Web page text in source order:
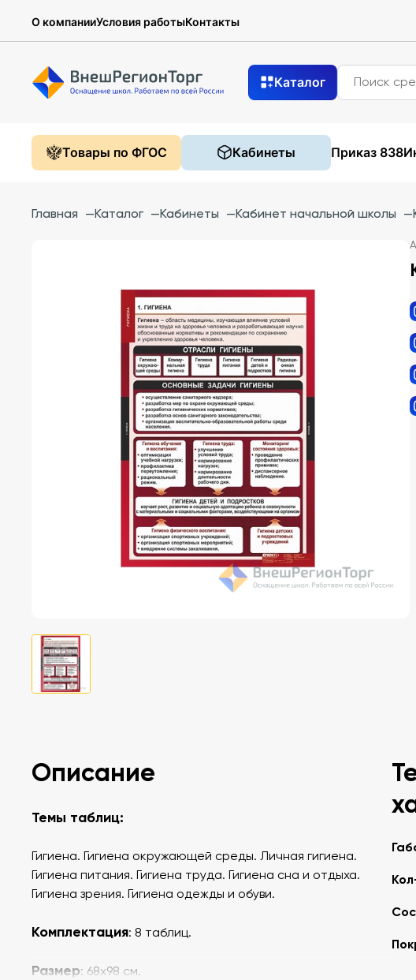
О компанииУсловия работыКонтакты
Каталог
Товары по ФГОС Кабинеты Приказ 838
Главная —Каталог —Кабинеты —Кабинет начальной школы —
Описание
Темы таблиц:
Гигиена. Гигиена окружающей среды. Личная гигиена.
Гигиена питания. Гигиена труда. Гигиена сна и отдыха.
Гигиена зрения. Гигиена одежды и обуви.
Комплектация: 8 таблиц.
Размер: 68х98 см.